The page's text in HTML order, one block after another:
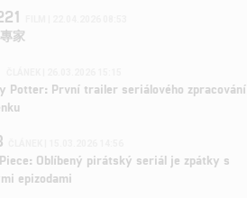
家
Potter: První trailer seriálového zpracování
Oblíbený pirátský seriál je zpátky s
epizodami